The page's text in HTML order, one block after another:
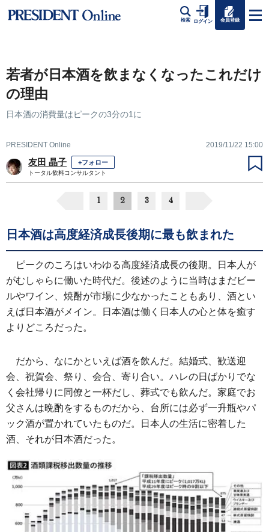
検索 ログイン 会員登録
若者が日本酒を飲まなくなったこれだけ
の理由
日本酒の消費量はピークの3分の1に
PRESIDENT Online 2019/11/22 15:00
友田 晶子 +フォロー
トータル飲料コンサルタント
1 2 3 4
日本酒は高度経済成長後期に最も飲まれた
ピークのころはいわゆる高度経済成長の後期。日本人が
がむしゃらに働いた時代だ。後述のように当時はまだビー
ルやワイン、焼酎が市場に少なかったこともあり、酒とい
えば日本酒がメイン。日本酒は働く日本人の心と体を癒す
よりどころだった。
だから、なにかといえば酒を飲んだ。結婚式、歓送迎
会、祝賀会、祭り、会合、寄り合い。ハレの日ばかりでな
く会社帰りに同僚と一杯だし、葬式でも飲んだ。家庭でお
父さんは晩酌をするものだから、台所には必ず一升瓶やパ
ック酒が置かれていたものだ。日本人の生活に密着した
酒、それが日本酒だった。